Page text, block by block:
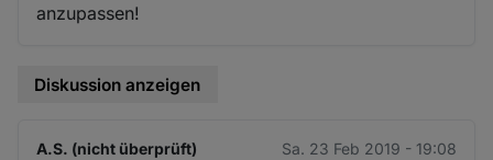
anzupassen!
Diskussion anzeigen
A.S. (nicht überprüft) Sa. 23 Feb 2019 - 19:08